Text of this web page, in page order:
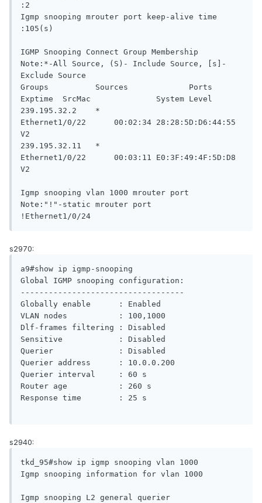
:2
Igmp snooping mrouter port keep-alive time
:105(s)
IGMP Snooping Connect Group Membership
Note:*-All Source, (S)- Include Source, [s]-
Exclude Source
Groups          Sources             Ports
Exptime  SrcMac              System Level
239.195.32.2    *
Ethernet1/0/22      00:02:34 28:28:5D:D6:44:55
V2
239.195.32.11   *
Ethernet1/0/22      00:03:11 E0:3F:49:4F:5D:D8
V2
Igmp snooping vlan 1000 mrouter port
Note:"!"-static mrouter port
s2970:
a9#show ip igmp-snooping
Global IGMP snooping configuration:
-----------------------------------
Globally enable      : Enabled
VLAN nodes           : 100,1000
Dlf-frames filtering : Disabled
Sensitive            : Disabled
Querier              : Disabled
Querier address      : 10.0.0.200
Querier interval     : 60 s
Router age           : 260 s
Response time        : 25 s
s2940:
tkd_95#show ip igmp snooping vlan 1000
Igmp snooping information for vlan 1000
Igmp snooping L2 general querier